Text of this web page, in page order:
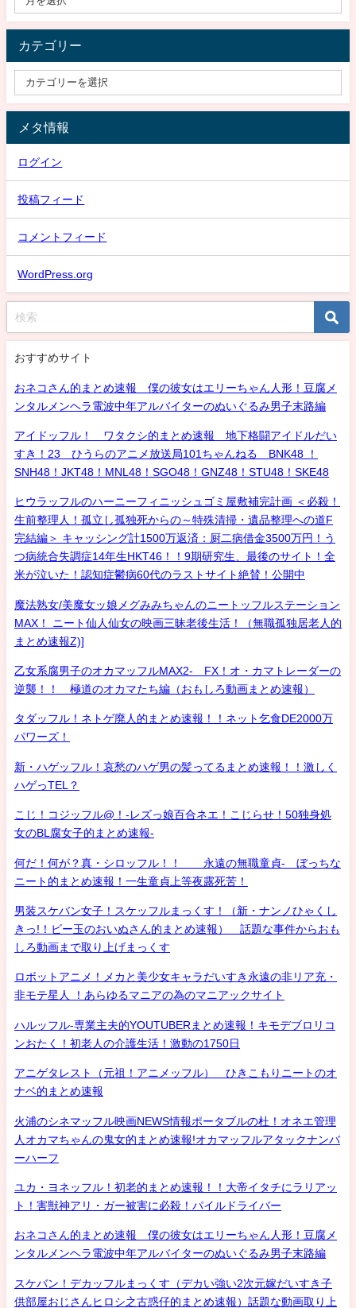
カテゴリー
メタ情報
ログイン
投稿フィード
コメントフィード
WordPress.org
おすすめサイト
おネコさん的まとめ速報 僕の彼女はエリーちゃん人形！豆腐メ
ンタルメンヘラ電波中年アルバイターのぬいぐるみ男子末路編
アイドッフル！ ワタクシ的まとめ速報 地下格闘アイドルだい
すき！23 ひうらのアニメ放送局101ちゃんねる BNK48 ！
SNH48！JKT48！MNL48！SGO48！GNZ48！STU48！SKE48
ヒウラッフルのハーニーフィニッシュゴミ屋敷補完計画 ＜必殺！
生前整理人！孤立し孤独死からの～特殊清掃・遺品整理への道F
完結編＞ キャッシング計1500万返済：厨二病借金3500万円！う
つ病統合失調症14年生HKT46！！9期研究生、最後のサイト！全
米が泣いた！認知症鬱病60代のラストサイト絶賛！公開中
魔法熟女/美魔女ッ娘メグみみちゃんのニートッフルステーション
MAX！ ニート仙人仙女の映画三昧老後生活！（無職孤独居老人的
まとめ速報Z)]
乙女系腐男子のオカマッフルMAX2- FX！オ・カマトレーダーの
逆襲！！ 極道のオカマたち編（おもしろ動画まとめ速報）
タダッフル！ネトゲ廃人的まとめ速報！！ネット乞食DE2000万
パワーズ！
新・ハゲッフル！哀愁のハゲ男の髪ってるまとめ速報！！激しく
ハゲっTEL？
こじ！コジッフル@！-レズっ娘百合ネエ！こじらせ！50独身処
女のBL腐女子的まとめ速報-
何だ！何が？真・シロッフル！！ 永遠の無職童貞- ぼっちな
ニート的まとめ速報！一生童貞上等夜露死苦！
男装スケバン女子！スケッフルまっくす！（新・ナンノひゃくし
きっ!！ビー玉のおいぬさん的まとめ速報） 話題な事件からおも
しろ動画まで取り上げまっくす
ロボットアニメ！メカと美少女キャラだいすき永遠の非リア充・
非モテ星人 ！あらゆるマニアの為のマニアックサイト
ハルッフル-専業主夫的YOUTUBERまとめ速報！キモデブロリコ
ンおたく！初老人の介護生活！激動の1750日
アニゲタレスト（元祖！アニメッフル） ひきこもりニートのオ
ナベ的まとめ速報
火浦のシネマッフル映画NEWS情報ポータブルの杜！オネエ管理
人オカマちゃんの鬼女的まとめ速報!オカマッフルアタックナンバ
ーハーフ
ユカ・ヨネッフル！初老的まとめ速報！！大帝イタチにラリアッ
ト！害獣神アリ・ガー被害に必殺！パイルドライバー
おネコさん的まとめ速報 僕の彼女はエリーちゃん人形！豆腐メ
ンタルメンヘラ電波中年アルバイターのぬいぐるみ男子末路編
スケバン！デカッフルまっくす（デカい強い2次元嫁だいすき子
供部屋おじさんヒロシ之古惑仔的まとめ速報）話題な動画取り上